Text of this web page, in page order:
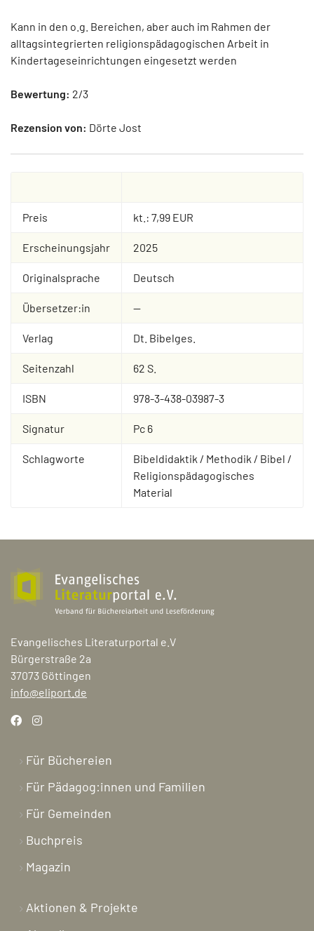
Kann in den o.g. Bereichen, aber auch im Rahmen der
alltagsintegrierten religionspädagogischen Arbeit in
Kindertageseinrichtungen eingesetzt werden
Bewertung: 2/3
Rezension von: Dörte Jost
Preis kt.: 7,99 EUR
Erscheinungsjahr 2025
Originalsprache Deutsch
Übersetzer:in --
Verlag Dt. Bibelges.
Seitenzahl 62 S.
ISBN 978-3-438-03987-3
Signatur Pc 6
Schlagworte
Bibeldidaktik / Methodik / Bibel /
Religionspädagogisches
Material
Evangelisches Literaturportal e.V
Bürgerstraße 2a
37073 Göttingen
info@eliport.de
Für Büchereien
Für Pädagog:innen und Familien
Für Gemeinden
Buchpreis
Magazin
Aktionen & Projekte